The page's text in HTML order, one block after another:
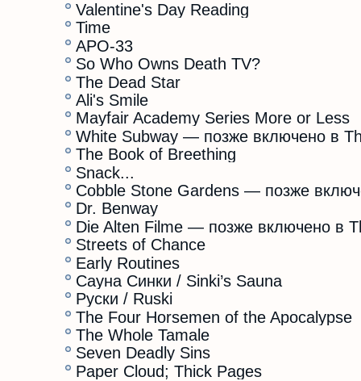
Valentine's Day Reading
Time
APO-33
So Who Owns Death TV?
The Dead Star
Ali's Smile
Mayfair Academy Series More or Less
White Subway — позже включено в
The Book of Breething
Snack...
Cobble Stone Gardens — позже
Dr. Benway
Die Alten Filme — позже включено в
Streets of Chance
Early Routines
Сауна Синки / Sinki’s Sauna
Руски / Ruski
The Four Horsemen of the Apocalypse
The Whole Tamale
Seven Deadly Sins
Paper Cloud; Thick Pages